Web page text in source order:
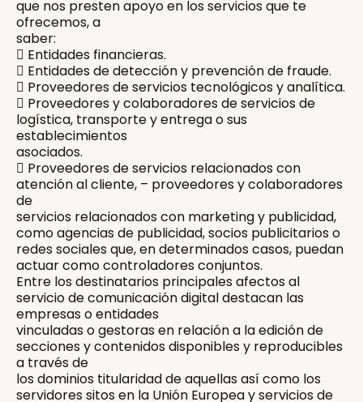
que nos presten apoyo en los servicios que te
ofrecemos, a
saber:
 Entidades financieras.
 Entidades de detección y prevención de fraude.
 Proveedores de servicios tecnológicos y analítica.
 Proveedores y colaboradores de servicios de
logística, transporte y entrega o sus
establecimientos
asociados.
 Proveedores de servicios relacionados con
atención al cliente, – proveedores y colaboradores
de
servicios relacionados con marketing y publicidad,
como agencias de publicidad, socios publicitarios o
redes sociales que, en determinados casos, puedan
actuar como controladores conjuntos.
Entre los destinatarios principales afectos al
servicio de comunicación digital destacan las
empresas o entidades
vinculadas o gestoras en relación a la edición de
secciones y contenidos disponibles y reproducibles
a través de
los dominios titularidad de aquellas así como los
servidores sitos en la Unión Europea y servicios de